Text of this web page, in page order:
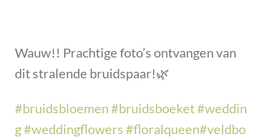
Wauw!! Prachtige foto’s ontvangen van
dit stralende bruidspaar!🌿
#bruidsbloemen#bruidsboeket#weddin
g#weddingflowers#floralqueen#veldbo